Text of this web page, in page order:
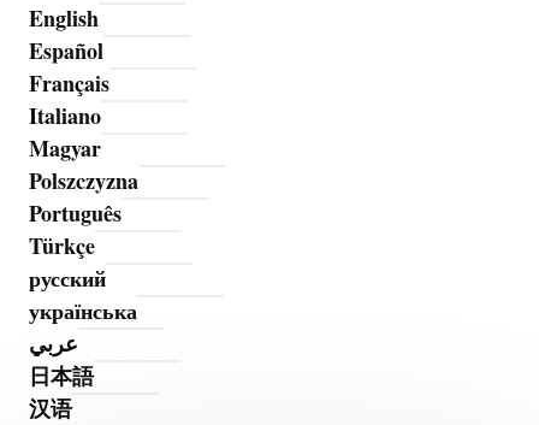
English
Español
Français
Italiano
Magyar
Polszczyzna
Português
Türkçe
русский
українська
عربي
日本語
汉语